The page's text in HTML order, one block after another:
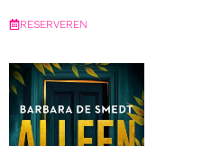
RESERVEREN